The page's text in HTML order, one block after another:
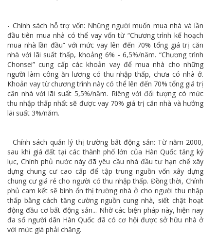
- Chính sách hỗ trợ vốn: Những người muốn mua nhà và lần
đầu tiên mua nhà có thể vay vốn từ “Chương trình kế hoạch
mua nhà lần đầu” với mức vay lên đến 70% tổng giá trị căn
nhà với lãi suất thấp, khoảng 6% - 6,5%/năm. “Chương trình
Chonsei” cung cấp các khoản vay để mua nhà cho những
người làm công ăn lương có thu nhập thấp, chưa có nhà ở.
Khoản vay từ chương trình này có thể lên đến 70% tổng giá trị
căn nhà với lãi suất 5,5%/năm. Riêng với đối tượng có mức
thu nhập thấp nhất sẽ được vay 70% giá trị căn nhà và hưởng
lãi suất 3%/năm.
- Chính sách quản lý thị trường bất động sản: Từ năm 2000,
sau khi giá đất tại các thành phố lớn của Hàn Quốc tăng kỷ
lục, Chính phủ nước này đã yêu cầu nhà đầu tư hạn chế xây
dựng chung cư cao cấp để tập trung nguồn vốn xây dựng
chung cư giá rẻ cho người có thu nhập thấp. Đồng thời, Chính
phủ cam kết sẽ bình ổn thị trường nhà ở cho người thu nhập
thấp bằng cách tăng cường nguồn cung nhà, siết chặt hoạt
động đầu cơ bất động sản... Nhờ các biện pháp này, hiện nay
đa số người dân Hàn Quốc đã có cơ hội được sở hữu nhà ở
với mức giá phải chăng.